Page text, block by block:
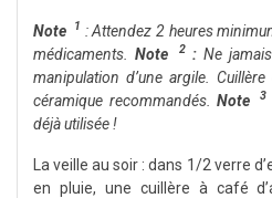
Note 1 : Attendez 2 heures
médicaments.Note 2:Ne
manipulation d’une argile.
céramique recommandés.Note 3
déjà utilisée !
La veille au soir : dans 1/2 verre
en pluie, une cuillère à café